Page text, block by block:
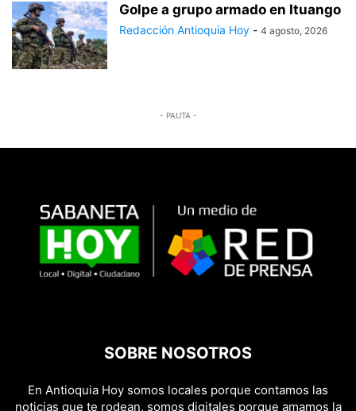
Golpe a grupo armado en Ituango
Redacción Antioquia Hoy - 4 agosto, 2026
- PAUTA -
SOBRE NOSOTROS
En Antioquia Hoy somos locales porque contamos las
noticias que te rodean, somos digitales porque amamos la